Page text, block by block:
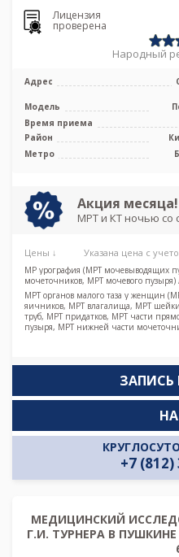
Лицензия
проверена
Народный
Адрес
Модель
Время приема
Район
Метро
Акция месяца!
МРТ и КТ ночью со
Цены ↓ Указана цена с
МР урография (МРТ мочевыводящих
мочеточников, МРТ мочевого
МРТ органов малого таза у женщин
яичников, МРТ влагалища, МРТ
труб, МРТ придатков, МРТ части
пузыря, МРТ нижней части
ЗАПИСЬ
+7 (812)
МЕДИЦИНСКИЙ
Г.И. ТУРНЕРА В